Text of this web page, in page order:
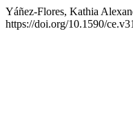
Yáñez-Flores, Kathia
https://doi.org/10.1590/